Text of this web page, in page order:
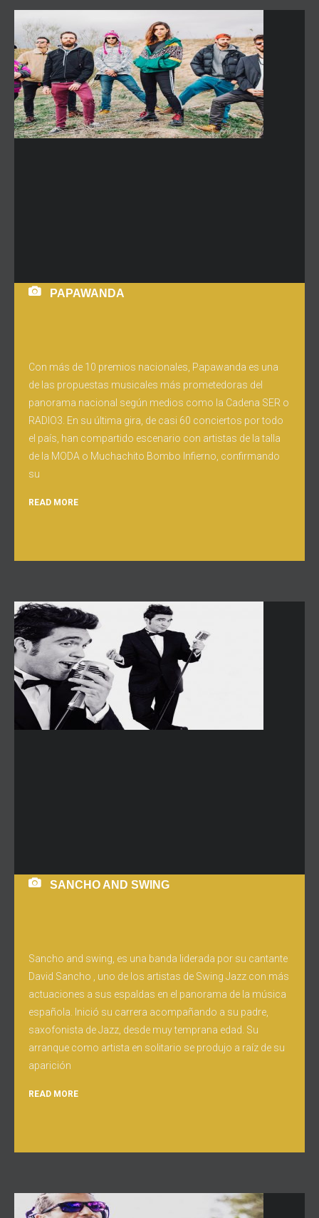
PAPAWANDA
Con más de 10 premios nacionales, Papawanda es una
de las propuestas musicales más prometedoras del
panorama nacional según medios como la Cadena SER o
RADIO3. En su última gira, de casi 60 conciertos por todo
el país, han compartido escenario con artistas de la talla
de la MODA o Muchachito Bombo Infierno, confirmando
su
READ MORE
SANCHO AND SWING
Sancho and swing, es una banda liderada por su cantante
David Sancho , uno de los artistas de Swing Jazz con más
actuaciones a sus espaldas en el panorama de la música
española. Inició su carrera acompañando a su padre,
saxofonista de Jazz, desde muy temprana edad. Su
arranque como artista en solitario se produjo a raíz de su
aparición
READ MORE